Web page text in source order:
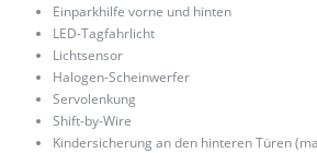
Einparkhilfe vorne und hinten
LED-Tagfahrlicht
Lichtsensor
Halogen-Scheinwerfer
Servolenkung
Shift-by-Wire
Kindersicherung an den hinteren Türen